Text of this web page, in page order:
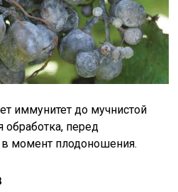
иммунитет до мучнистой
обработка, перед
момент плодоношения.